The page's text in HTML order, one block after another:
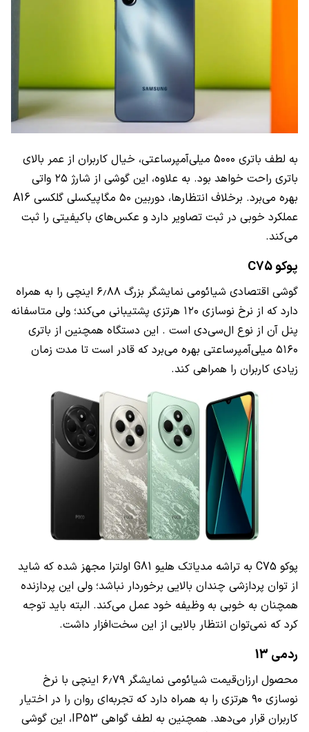
به لطف باتری ۵۰۰۰ میلی‌آمپرساعتی، خیال کاربران از عمر بالای
باتری راحت خواهد بود. به علاوه، این گوشی از شارژ ۲۵ واتی
بهره می‌برد. برخلاف انتظارها، دوربین ۵۰ مگاپیکسلی گلکسی A16
عملکرد خوبی در ثبت تصاویر دارد و عکس‌های باکیفیتی را ثبت
می‌کند.
پوکو C75
گوشی اقتصادی شیائومی نمایشگر بزرگ ۶٫۸۸ اینچی را به همراه
دارد که از نرخ نوسازی ۱۲۰ هرتزی پشتیبانی می‌کند؛ ولی متاسفانه
پنل آن از نوع ال‌سی‌دی است . این دستگاه همچنین از باتری
۵۱۶۰ میلی‌آمپرساعتی بهره می‌برد که قادر است تا مدت زمان
زیادی کاربران را همراهی کند.
پوکو C75 به تراشه مدیاتک هلیو G81 اولترا مجهز شده که شاید
از توان پردازشی چندان بالایی برخوردار نباشد؛ ولی این پردازنده
همچنان به خوبی به وظیفه خود عمل می‌کند. البته باید توجه
کرد که نمی‌توان انتظار بالایی از این سخت‌افزار داشت.
ردمی 13
محصول ارزان‌قیمت شیائومی نمایشگر ۶٫۷۹ اینچی با نرخ
نوسازی ۹۰ هرتزی را به همراه دارد که تجربه‌ای روان را در اختیار
کاربران قرار می‌دهد. همچنین به لطف گواهی IP53، این گوشی